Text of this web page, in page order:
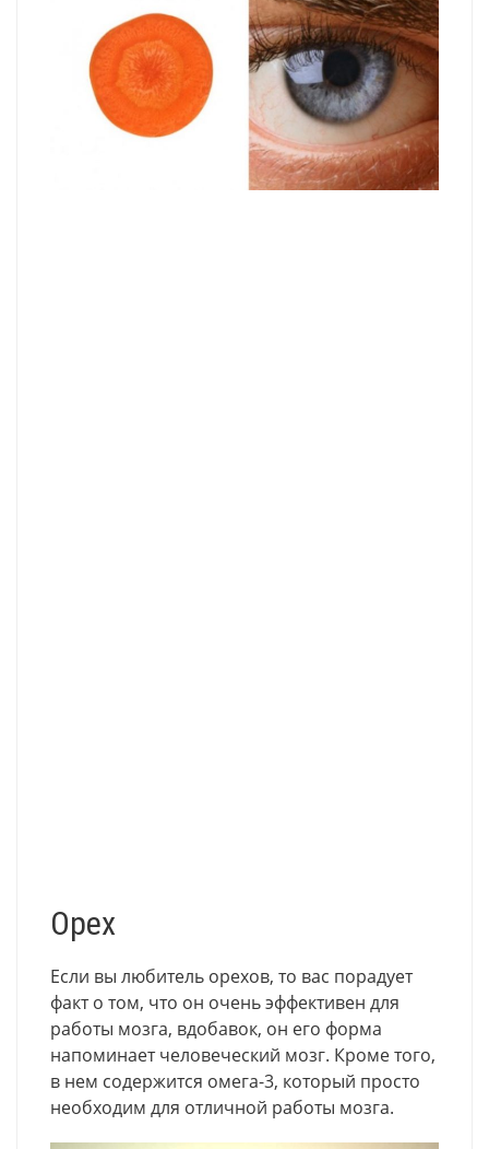
Орех
Если вы любитель орехов, то вас порадует
факт о том, что он очень эффективен для
работы мозга, вдобавок, он его форма
напоминает человеческий мозг. Кроме того,
в нем содержится омега-3, который просто
необходим для отличной работы мозга.